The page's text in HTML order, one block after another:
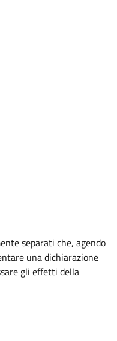
separati che, agendo
una dichiarazione
gli effetti della